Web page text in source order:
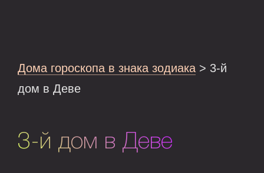
Дома гороскопа в знака зодиака > 3-й
дом в Деве
3-й дом в Деве